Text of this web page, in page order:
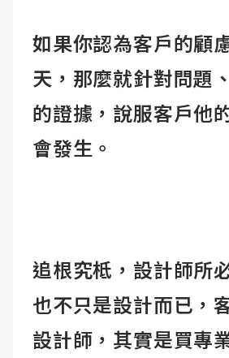
如果你認為客戶的顧
天，那麼就針對問題
的證據，說服客戶他
會發生。
追根究柢，設計師所
也不只是設計而已，
設計師，其實是買專